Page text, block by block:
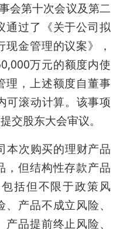
会第十次会议及第二
通过了《关于公司拟
金管理的议案》，
万元的额度内使
理，上述额度自董事
可滚动计算。该事项
交股东大会审议。
次购买的理财产品
，但结构性存款产品
括但不限于政策风
产品不成立风险、
品提前终止风险、